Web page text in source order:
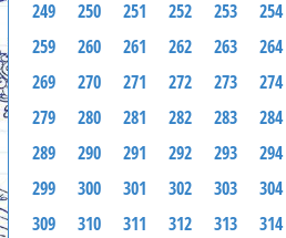
249
250 251 252 253 254
259
260 261 262 263 264
269
270 271 272 273 274
279
280 281 282 283 284
289
290 291 292 293 294
299
300 301 302 303 304
309
310 311 312 313 314